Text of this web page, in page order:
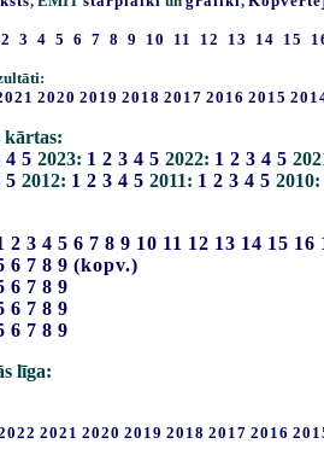
2 3 4 5 6 7 8 9 10 11 12 13 14 15
2020 2019 2018 2017 2016 2015
kārtas:
4 5 2023: 1 2 3 4 5 2022: 1 2 3 4 5
5 2012: 1 2 3 4 5 2011: 1 2 3 4 5 2010:
2 3 4 5 6 7 8 9 10 11 12 13 14 15 16
6 7 8 9 (kopv.)
6 7 8 9
6 7 8 9
6 7 8 9
līga:
2021 2020 2019 2018 2017 2016